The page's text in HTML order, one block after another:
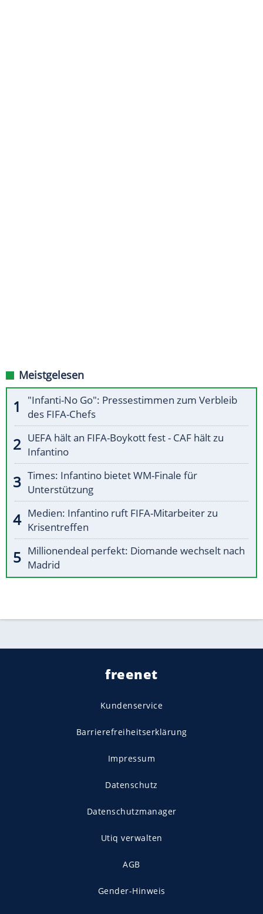
Meistgelesen
"Infanti-No Go": Pressestimmen zum Verbleib
des FIFA-Chefs
UEFA hält an FIFA-Boykott fest - CAF hält zu
Infantino
Times: Infantino bietet WM-Finale für
Unterstützung
Medien: Infantino ruft FIFA-Mitarbeiter zu
Krisentreffen
Millionendeal perfekt: Diomande wechselt nach
Madrid
freenet
Kundenservice
Barrierefreiheitserklärung
Impressum
Datenschutz
Datenschutzmanager
Utiq verwalten
AGB
Gender-Hinweis